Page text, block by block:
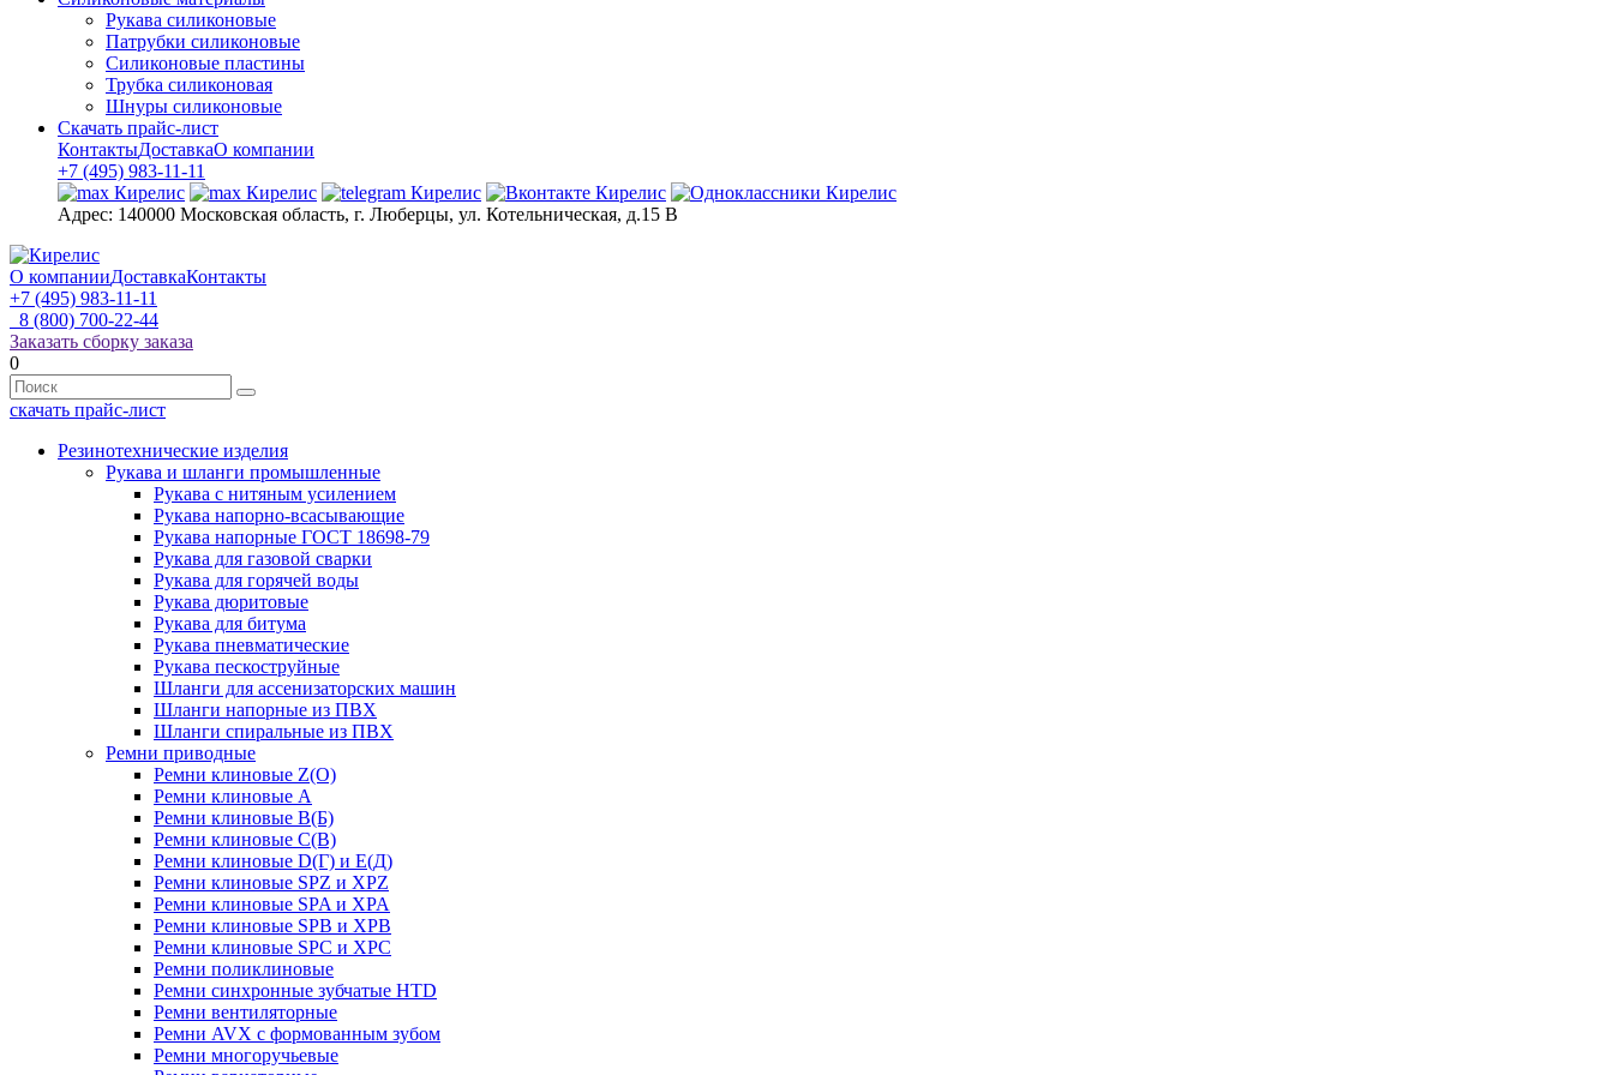
Рукава силиконовые
Патрубки силиконовые
Силиконовые пластины
Трубка силиконовая
Шнуры силиконовые
Скачать прайс-лист
КонтактыДоставкаО компании
+7 (495) 983-11-11
Адрес: 140000 Московская область, г. Люберцы, ул. Котельническая, д.15 В
О компанииДоставкаКонтакты
+7 (495) 983-11-11
8 (800) 700-22-44
Заказать сборку заказа
0
скачать прайс-лист
Резинотехнические изделия
Рукава и шланги промышленные
Рукава с нитяным усилением
Рукава напорно-всасывающие
Рукава напорные ГОСТ 18698-79
Рукава для газовой сварки
Рукава для горячей воды
Рукава дюритовые
Рукава для битума
Рукава пневматические
Рукава пескоструйные
Шланги для ассенизаторских машин
Шланги напорные из ПВХ
Шланги спиральные из ПВХ
Ремни приводные
Ремни клиновые Z(О)
Ремни клиновые А
Ремни клиновые В(Б)
Ремни клиновые С(В)
Ремни клиновые D(Г) и Е(Д)
Ремни клиновые SPZ и XPZ
Ремни клиновые SPA и XPA
Ремни клиновые SPB и XPB
Ремни клиновые SPC и XPC
Ремни поликлиновые
Ремни синхронные зубчатые HTD
Ремни вентиляторные
Ремни AVX с формованным зубом
Ремни многоручьевые